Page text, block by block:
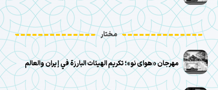
مختار
مهرجان «هوای نو»؛ تكريم الهيئات البارزة في إيران والعالم